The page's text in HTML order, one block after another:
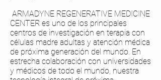
ARMADYNE REGENERATIVE MEDICINE
CENTER es uno de los principales
centros de investigación en terapia con
células madre adultas y atención médica
de próxima generación del mundo. En
estrecha colaboración con universidades
y médicos de todo el mundo, nuestra